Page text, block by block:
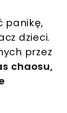
panikę,
dzieci.
przez
chaosu,